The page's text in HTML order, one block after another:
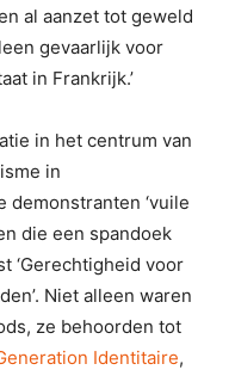
al aanzet tot geweld
gevaarlijk voor
in Frankrijk.’
in het centrum van
in
demonstranten ‘vuile
die een spandoek
‘Gerechtigheid voor
Niet alleen waren
ze behoorden tot
Identitaire,